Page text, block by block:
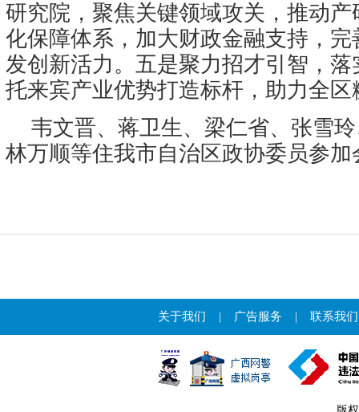
研究院，聚焦关键领域攻关，推动
化保障体系，加大财政金融支持，
发创新活力。五是聚力招才引智，
托来宾产业优势打造标杆，助力全
韦文晋、蒋卫生、梁仁省、张雪
林万顺等住我市自治区政协委员参加
关于我们 | 广告服务 | 联系我们